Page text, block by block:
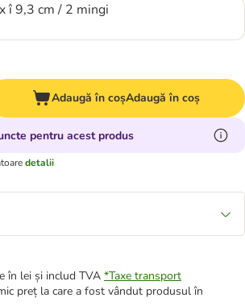
î 9,3 cm / 2 mingi
Adaugă în coșAdaugă în coș
pentru acest produs
detalii
în lei și includ TVA *Taxe transport
preț la care a fost vândut produsul în